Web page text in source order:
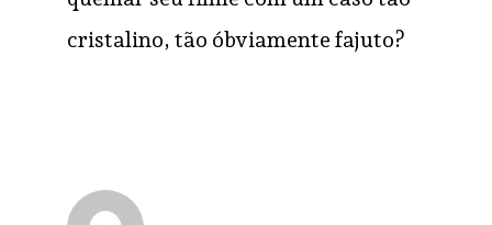
cristalino, tão óbviamente fajuto?